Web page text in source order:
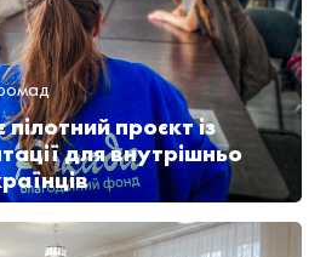
проєкт із
для внутрішньо